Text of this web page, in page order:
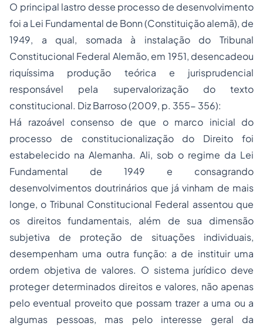
O principal lastro desse processo de desenvolvimento
foi a Lei Fundamental de Bonn (Constituição alemã), de
1949, a qual, somada à instalação do Tribunal
Constitucional Federal Alemão, em 1951, desencadeou
riquíssima produção teórica e jurisprudencial
responsável pela supervalorização do texto
constitucional. Diz Barroso (2009, p. 355- 356):
Há razoável consenso de que o marco inicial do
processo de constitucionalização do Direito foi
estabelecido na Alemanha. Ali, sob o regime da Lei
Fundamental de 1949 e consagrando
desenvolvimentos doutrinários que já vinham de mais
longe, o Tribunal Constitucional Federal assentou que
os direitos fundamentais, além de sua dimensão
subjetiva de proteção de situações individuais,
desempenham uma outra função: a de instituir uma
ordem objetiva de valores. O sistema jurídico deve
proteger determinados direitos e valores, não apenas
pelo eventual proveito que possam trazer a uma ou a
algumas pessoas, mas pelo interesse geral da